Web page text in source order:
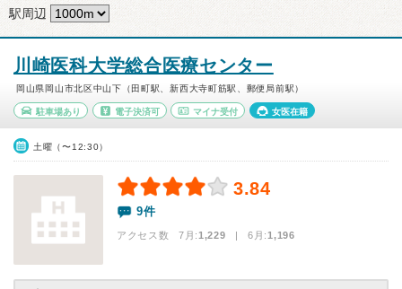
駅周辺
川崎医科大学総合医療センター
岡山県岡山市北区中山下（田町駅、新西大寺町筋駅、郵便局前駅）
駐車場あり 電子決済可 マイナ受付 女医在籍
土曜（〜12:30）
3.84
9件
アクセス数 7月:1,229 | 6月:1,196